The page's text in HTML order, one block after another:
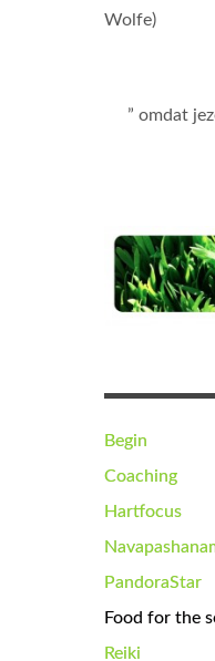
Wolfe)
” omdat
Begin
Coaching
Hartfocus
PandoraStar
Food for the
Reiki